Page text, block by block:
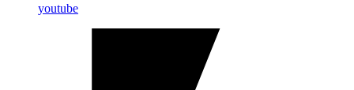
youtube